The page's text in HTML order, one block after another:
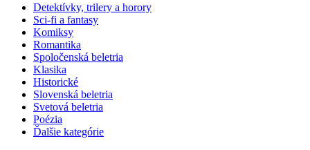
Detektívky, trilery a horory
Sci-fi a fantasy
Komiksy
Romantika
Spoločenská beletria
Klasika
Historické
Slovenská beletria
Svetová beletria
Poézia
Ďalšie kategórie